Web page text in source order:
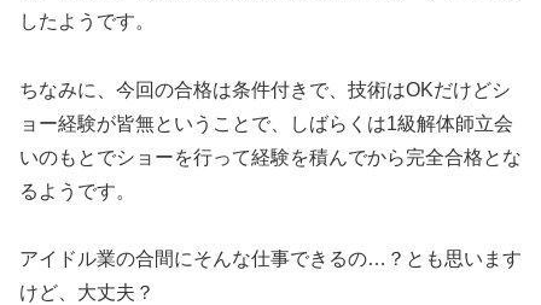
したようです。
ちなみに、今回の合格は条件付きで、技術はOKだけどシ
ョー経験が皆無ということで、しばらくは1級解体師立会
いのもとでショーを行って経験を積んでから完全合格とな
るようです。
アイドル業の合間にそんな仕事できるの…？とも思います
けど、大丈夫？